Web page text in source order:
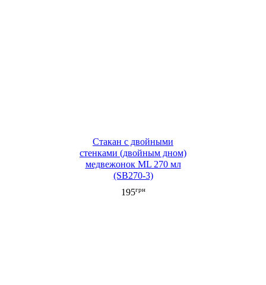
Стакан c двойными
стенками (двойным дном)
медвежонок ML 270 мл
(SB270-3)
195грн